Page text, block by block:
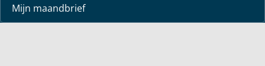
Mijn maandbrief
Overdenking